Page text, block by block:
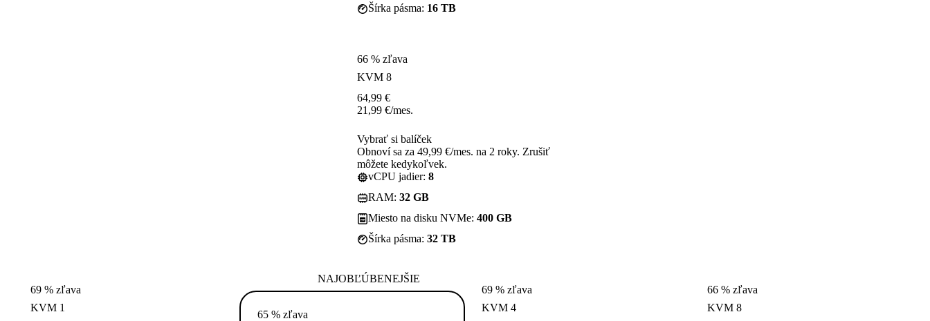
Šírka pásma: 16 TB
66 % zľava
KVM 8
64,99 €
21,99 €/mes.
Vybrať si balíček
Obnoví sa za 49,99 €/mes. na 2 roky. Zrušiť
môžete kedykoľvek.
vCPU jadier: 8
RAM: 32 GB
Miesto na disku NVMe: 400 GB
Šírka pásma: 32 TB
69 % zľava
KVM 1
NAJOBĽÚBENEJŠIE
65 % zľava
69 % zľava
KVM 4
66 % zľava
KVM 8